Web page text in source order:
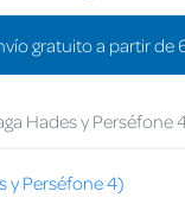
gratuito a partir de
Hades y Perséfone